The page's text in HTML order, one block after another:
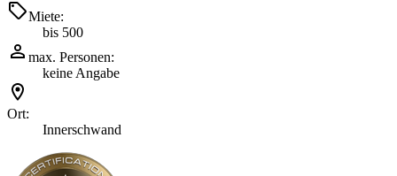
Miete:
bis 500
max. Personen:
keine Angabe
Ort:
Innerschwand